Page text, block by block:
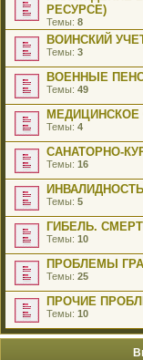
РЕСУРСЕ)
Темы: 8
ВОИНСКИЙ
Темы: 3
ВОЕННЫЕ
Темы: 49
Темы: 4
САНАТОРНО-
Темы: 16
ИНВАЛИДНОСТЬ
Темы: 5
ГИБЕЛЬ.
Темы: 10
ПРОБЛЕМЫ
Темы: 25
ПРОЧИЕ
Темы: 10